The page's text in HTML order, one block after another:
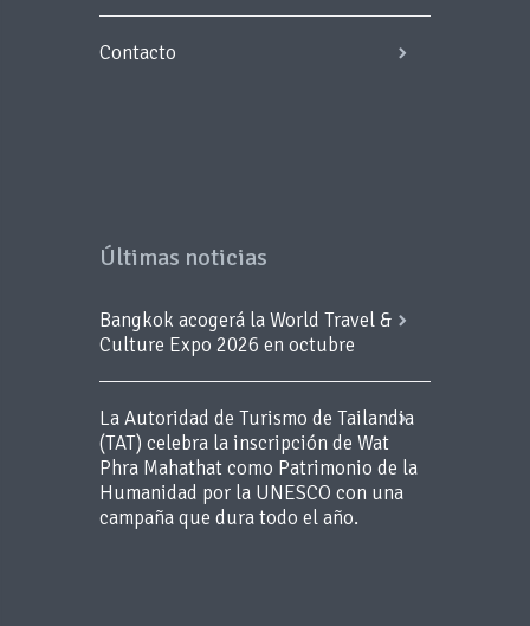
Contacto
Últimas noticias
Bangkok acogerá la World Travel &
Culture Expo 2026 en octubre
La Autoridad de Turismo de Tailandia
(TAT) celebra la inscripción de Wat
Phra Mahathat como Patrimonio de la
Humanidad por la UNESCO con una
campaña que dura todo el año.